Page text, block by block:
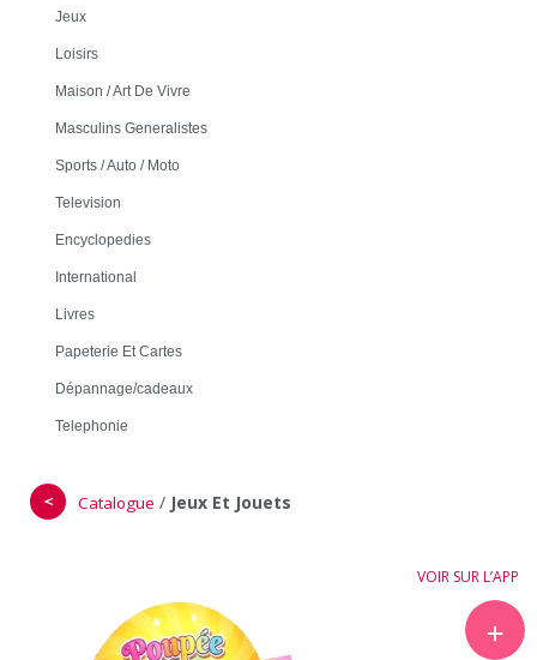
Jeux
Loisirs
Maison / Art De Vivre
Masculins Generalistes
Sports / Auto / Moto
Television
Encyclopedies
International
Livres
Papeterie Et Cartes
Dépannage/cadeaux
Telephonie
＜ Catalogue / Jeux Et Jouets
VOIR SUR L’APP
＋